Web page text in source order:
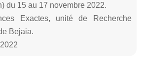
du 15 au 17 novembre 2022.
Exactes, unité de Recherche
Bejaia.